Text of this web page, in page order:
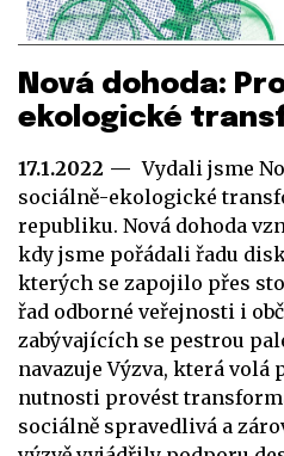
Nová dohoda:
ekologické
17.1.2022
Vydali jsme
sociálně-ekologické
republiku. Nová dohoda
kdy jsme pořádali řadu
kterých se zapojilo přes
řad odborné veřejnosti i
zabývajících se pestrou
navazuje Výzva, která volá
nutnosti provést
sociálně spravedlivá a